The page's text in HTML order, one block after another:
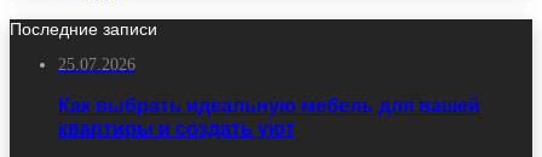
Последние записи
25.07.2026
Как выбрать идеальную мебель для вашей
квартиры и создать уют